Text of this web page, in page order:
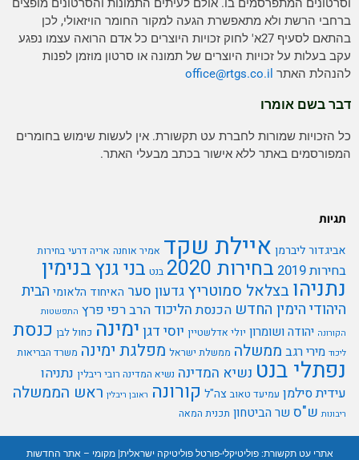
וסרטונים המתפרסמים בו. אולם לעיתים התמונות והסרטונים מופצים
ברחבי הרשת ולא מתאפשרת הגעה למקור החומר הויזאולי, לכן
בהתאם לסעיף 27א' לחוק זכויות היוצרים כל אדם הרואה עצמו נפגע
עקב בעלות על זכויות היוצרים של תמונה או סרטון מוזמן לפנות
להנהלת האתר
office@rtgs.co.il
דבר בשם אומרו
כל הזכויות שמורות לחברת עט תקשורת. אין לעשות שימוש בחומרים
המפורסמים באתר ללא אישור בכתב מבעלי האתר.
תגיות
אביגדור ליברמןאיילת שקד אמיר אוחנה אריה דרעי בחירות
בחירות 2019 בחירות 2020 בנט בני גנץבנימין
נתניהו בצלאל סמוטריץגדעון סערהאיחוד הלאומיהבית
היהודיהימין החדש הכנסתהליכודהרב רפי פרץ התפשטות
הקורונה יהודה ושומרון יולי אדלשטיין יוסי דגןימינה כחול לבן כנסת
ליכוד מירי רגבממשלה ממשלת ישראל מפלגת ימינה משרד הבריאות
נפתלי בנט נשיא המדינה נשיא המדינה רובי ריבלין נתניהו
עידית סילמן עמיעד טאוב צה"לקורונה ראובן ריבלין ראש הממשלה
ריבונות ש"סשר הביטחון תכנית המאה
אתרי עט תקשורת:פוליטיקלי-פורטל פוליטיקה ישראלית| מקומי – אתר החדשות